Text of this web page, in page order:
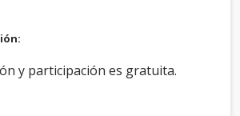
y participación es gratuita.